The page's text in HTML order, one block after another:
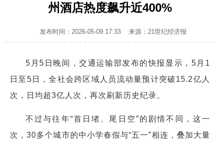
州酒店热度飙升近400%
发布时间：2026-05-09 17:33 来源：21世纪经济报
5月5日晚间，交通运输部发布的快报显示，5月1
日至5日，全社会跨区域人员流动量预计突破15.2亿人
次，日均超3亿人次，再次刷新历史纪录。
不过与往年“首日堵、尾日空”的剧情不同，这一
次，30多个城市的中小学春假与“五一”相连，叠加大量